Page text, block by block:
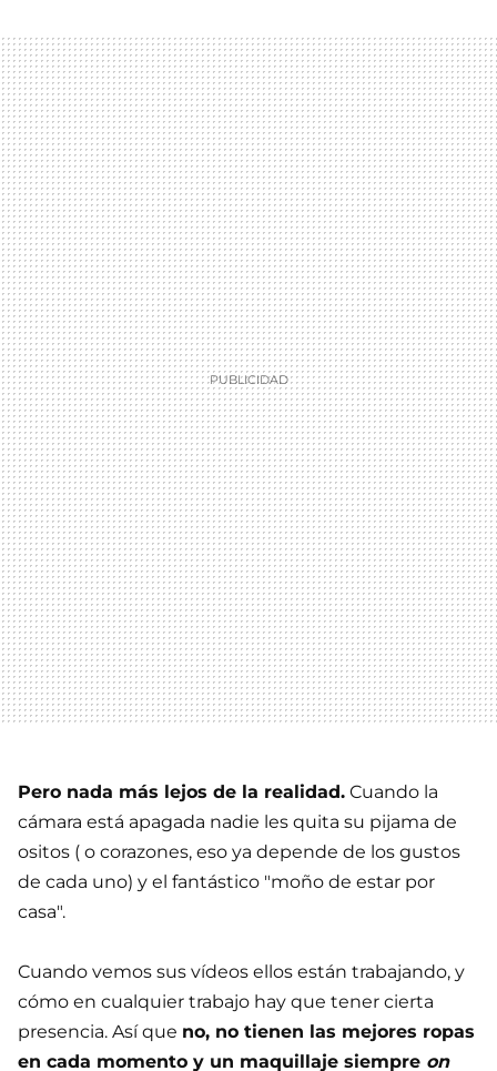
Pero nada más lejos de la realidad. Cuando la
cámara está apagada nadie les quita su pijama de
ositos ( o corazones, eso ya depende de los gustos
de cada uno) y el fantástico "moño de estar por
casa".
Cuando vemos sus vídeos ellos están trabajando, y
cómo en cualquier trabajo hay que tener cierta
presencia. Así que no, no tienen las mejores ropas
en cada momento y un maquillaje siempre on